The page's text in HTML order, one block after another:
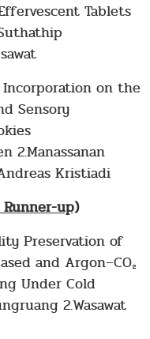
Tablets
Incorporation on the
Sensory
2.Manassanan
Kristiadi
Runner-up)
Preservation of
and Argon–CO₂
Under Cold
2.Wasawat